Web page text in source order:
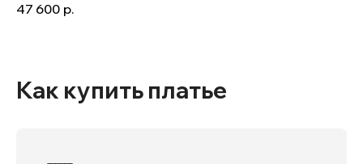
47 600 р.
Как купить платье